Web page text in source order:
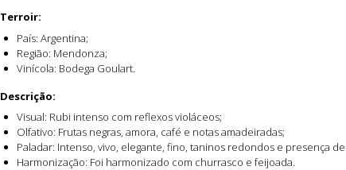
Terroir:
País: Argentina;
Região: Mendonza;
Vinícola: Bodega Goulart.
Descrição:
Visual: Rubi intenso com reflexos violáceos;
Olfativo: Frutas negras, amora, café e notas amadeiradas;
Paladar: Intenso, vivo, elegante, fino, taninos redondos e presença
Harmonização: Foi harmonizado com churrasco e feijoada.